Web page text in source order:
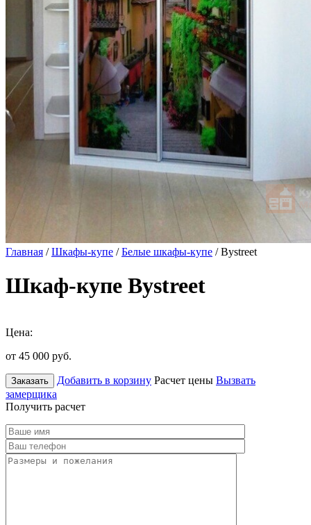
Главная /Шкафы-купе /Белые шкафы-купе / Bystreet
Шкаф-купе Bystreet
Цена:
от 45 000 руб.
Заказать Добавить в корзину Расчет цены Вызвать
замерщика
Получить расчет